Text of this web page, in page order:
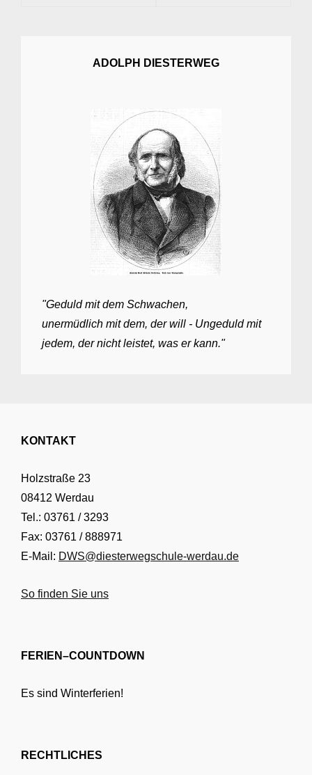
ADOLPH DIESTERWEG
"Geduld mit dem Schwachen,
unermüdlich mit dem, der will - Ungeduld mit
jedem, der nicht leistet, was er kann."
KONTAKT
Holzstraße 23
08412 Werdau
Tel.: 03761 / 3293
Fax: 03761 / 888971
E-Mail: DWS@diesterwegschule-werdau.de
So finden Sie uns
FERIEN–COUNTDOWN
Es sind Winterferien!
RECHTLICHES